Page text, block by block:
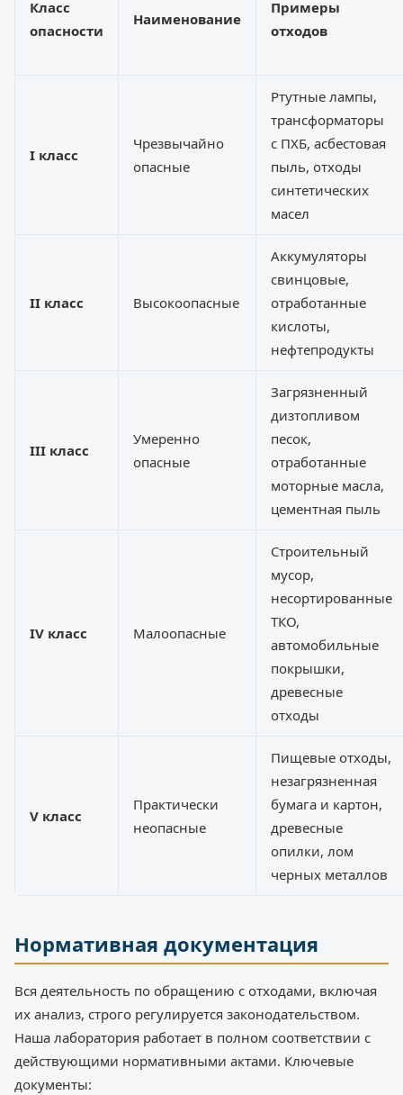
Класс
опасности
Наименование
Примеры
отходов
I класс
Чрезвычайно
опасные
Ртутные лампы,
трансформаторы
с ПХБ, асбестовая
пыль, отходы
синтетических
масел
II класс Высокоопасные
Аккумуляторы
свинцовые,
отработанные
кислоты,
нефтепродукты
III класс
Умеренно
опасные
Загрязненный
дизтопливом
песок,
отработанные
моторные масла,
цементная пыль
IV класс Малоопасные
Строительный
мусор,
несортированные
ТКО,
автомобильные
покрышки,
древесные
отходы
V класс
Практически
неопасные
Пищевые отходы,
незагрязненная
бумага и картон,
древесные
опилки, лом
черных металлов
Нормативная документация
Вся деятельность по обращению с отходами, включая
их анализ, строго регулируется законодательством.
Наша лаборатория работает в полном соответствии с
действующими нормативными актами. Ключевые
документы: